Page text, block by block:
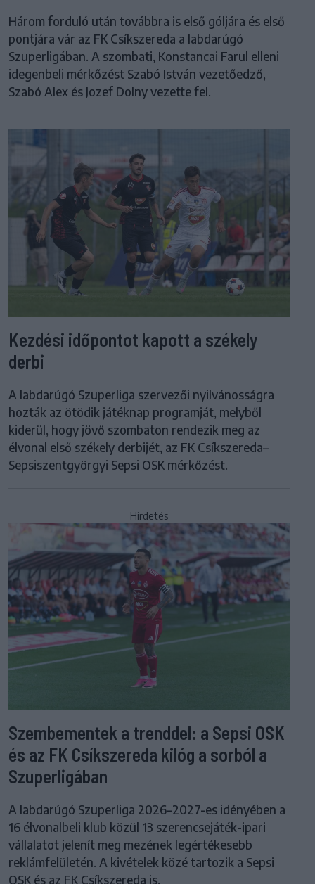
Három forduló után továbbra is első góljára és első
pontjára vár az FK Csíkszereda a labdarúgó
Szuperligában. A szombati, Konstancai Farul elleni
idegenbeli mérkőzést Szabó István vezetőedző,
Szabó Alex és Jozef Dolny vezette fel.
Kezdési időpontot kapott a székely
derbi
A labdarúgó Szuperliga szervezői nyilvánosságra
hozták az ötödik játéknap programját, melyből
kiderül, hogy jövő szombaton rendezik meg az
élvonal első székely derbijét, az FK Csíkszereda–
Sepsiszentgyörgyi Sepsi OSK mérkőzést.
Hirdetés
Szembementek a trenddel: a Sepsi OSK
és az FK Csíkszereda kilóg a sorból a
Szuperligában
A labdarúgó Szuperliga 2026–2027-es idényében a
16 élvonalbeli klub közül 13 szerencsejáték-ipari
vállalatot jelenít meg mezének legértékesebb
reklámfelületén. A kivételek közé tartozik a Sepsi
OSK és az FK Csíkszereda is.